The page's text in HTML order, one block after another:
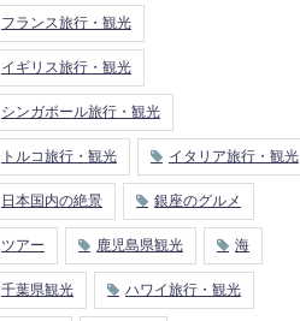
フランス旅行・観光
イギリス旅行・観光
シンガポール旅行・観光
トルコ旅行・観光 イタリア旅行・観光
日本国内の絶景 銀座のグルメ
ツアー 鹿児島県観光 海
千葉県観光 ハワイ旅行・観光